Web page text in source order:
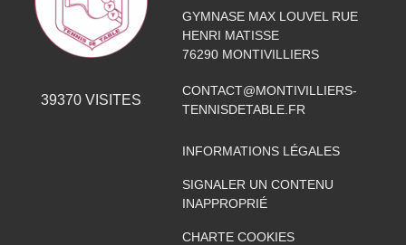
39370VISITES
GYMNASE MAX LOUVEL RUE
HENRI MATISSE
76290 MONTIVILLIERS
CONTACT@MONTIVILLIERS-
TENNISDETABLE.FR
INFORMATIONS LÉGALES
SIGNALER UN CONTENU
INAPPROPRIÉ
CHARTE COOKIES